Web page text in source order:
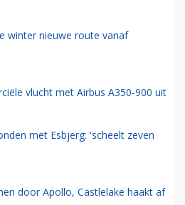
winter nieuwe route vanaf
vlucht met Airbus A350-900 uit
met Esbjerg: 'scheelt zeven
door Apollo, Castlelake haakt af